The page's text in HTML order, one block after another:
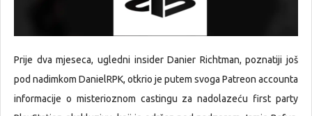
Prije dva mjeseca, ugledni insider Danier Richtman, poznatiji još
pod nadimkom DanielRPK, otkrio je putem svoga Patreon accounta
informacije o misterioznom castingu za nadolazeću first party